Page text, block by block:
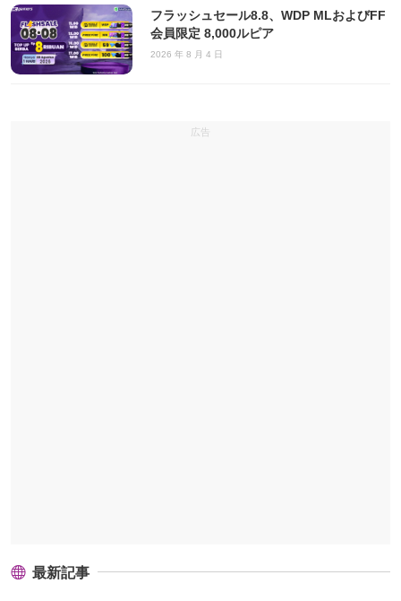
フラッシュセール8.8、WDP MLおよびFF
会員限定 8,000ルピア
2026 年 8 月 4 日
広告
最新記事